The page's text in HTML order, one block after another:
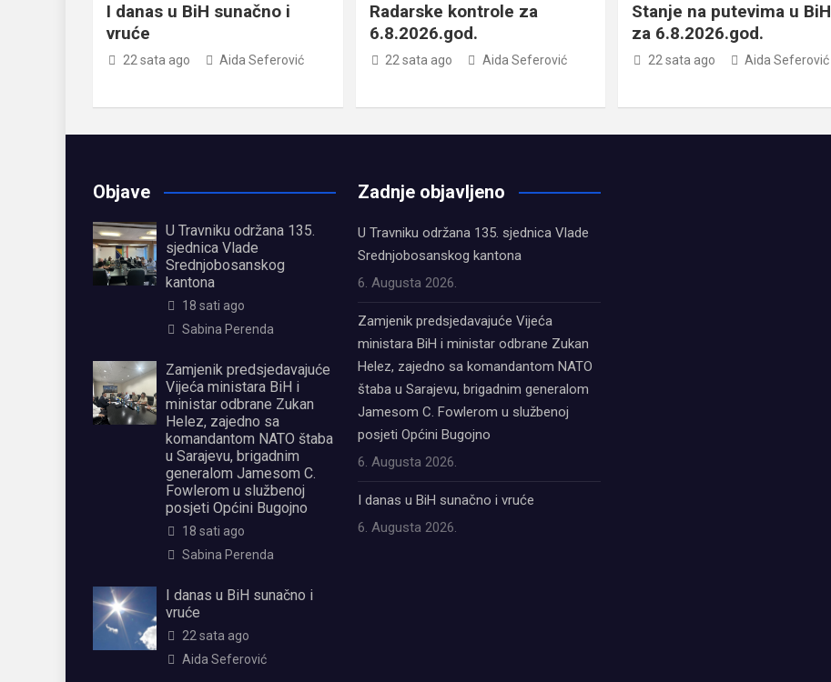
I danas u BiH sunačno i
vruće
22 sata ago Aida Seferović
Radarske kontrole za
6.8.2026.god.
22 sata ago Aida Seferović
Stanje na putevima u BiH
za 6.8.2026.god.
22 sata ago Aida Seferović
Objave
U Travniku održana 135.
sjednica Vlade
Srednjobosanskog
kantona
18 sati ago
Sabina Perenda
Zamjenik predsjedavajuće
Vijeća ministara BiH i
ministar odbrane Zukan
Helez, zajedno sa
komandantom NATO štaba
u Sarajevu, brigadnim
generalom Jamesom C.
Fowlerom u službenoj
posjeti Općini Bugojno
18 sati ago
Sabina Perenda
I danas u BiH sunačno i
vruće
22 sata ago
Aida Seferović
Zadnje objavljeno
U Travniku održana 135. sjednica Vlade
Srednjobosanskog kantona
6. Augusta 2026.
Zamjenik predsjedavajuće Vijeća
ministara BiH i ministar odbrane Zukan
Helez, zajedno sa komandantom NATO
štaba u Sarajevu, brigadnim generalom
Jamesom C. Fowlerom u službenoj
posjeti Općini Bugojno
6. Augusta 2026.
I danas u BiH sunačno i vruće
6. Augusta 2026.